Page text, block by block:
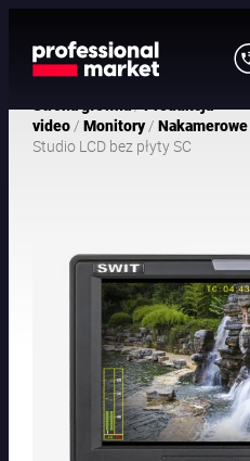
/
video/Monitory/Nakamerowe
Studio LCD bez płyty SC